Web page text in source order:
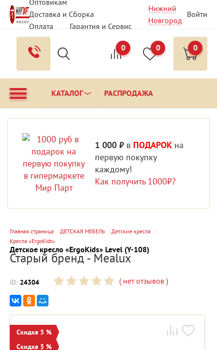
Оптовикам
Доставка и Сборка
Оплата
Гарантия и Сервис
Вопрос - Ответ
Контакты
Нижний
Новгород
Войти
0 0 0
КАТАЛОГ РАСПРОДАЖА
1 000 ₽ в ПОДАРОК на
первую покупку
каждому!
Как получить 1000₽?
Главная страница ДЕТСКАЯ МЕБЕЛЬ
Детские кресла
Кресла «ErgoKids»
Детское кресло «ErgoKids» Level (Y-108)
Старый бренд - Mealux
ID: 24304 (нет отзывов )
Скидка 5 %
Скидка 5 %